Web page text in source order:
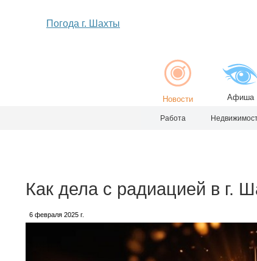
Погода г. Шахты
Новости Афиша
Работа
Как дела с радиацией в г.
6 февраля 2025 г.